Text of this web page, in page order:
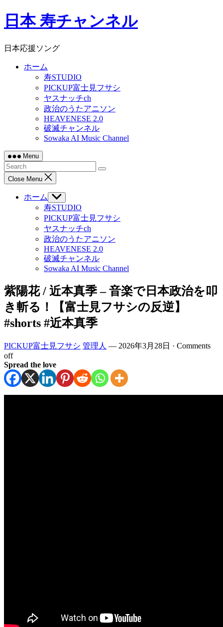
Skip
to日本 寿チャンネル
日本応援ソング
ホーム
寿STUDIO
PICKUP富士見フサシ
ヤスナッチch
政治のうたアニソン
HEAVENESE 2.0
破滅チャンネル
Sowaka AI Music Channel
Menu
Close Menu
ホーム
Show
sub
menu
寿STUDIO
PICKUP富士見フサシ
ヤスナッチch
政治のうたアニソン
HEAVENESE 2.0
破滅チャンネル
Sowaka AI Music Channel
紫陽花 / 近本真季 – 音楽で日本政治を叩
き斬る！【富士見フサシの反逆】
#shorts #近本真季
PICKUP富士見フサシ 管理人 — 2026年3月28日 · Comments
off
Spread the love